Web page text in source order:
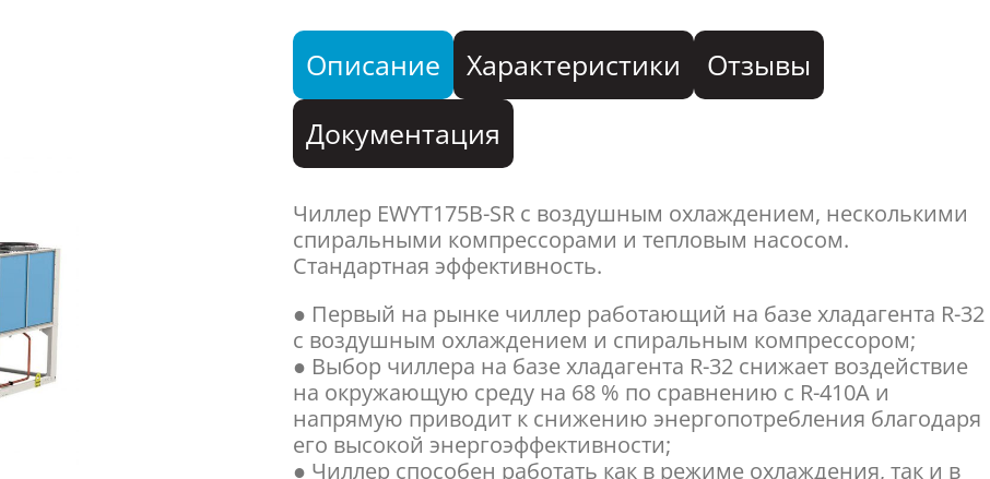
Описание Характеристики
Отзывы
Документация
Чиллер EWYT175B-SR с воздушным охлаждением, несколькими
спиральными компрессорами и тепловым насосом.
Стандартная эффективность.
● Первый на рынке чиллер работающий на базе хладагента R-32
с воздушным охлаждением и спиральным компрессором;
● Выбор чиллера на базе хладагента R-32 снижает воздействие
на окружающую среду на 68 % по сравнению с R-410A и
напрямую приводит к снижению энергопотребления благодаря
его высокой энергоэффективности;
● Чиллер способен работать как в режиме охлаждения, так и в